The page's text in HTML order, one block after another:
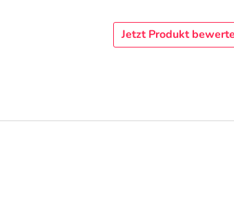
Jetzt Produkt